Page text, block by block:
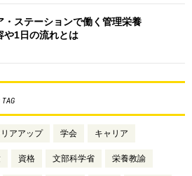
・ステーションで働く管理栄養
や1日の流れとは
TAG
アアップ 学会 キャリア
資格 文部科学省 栄養教諭